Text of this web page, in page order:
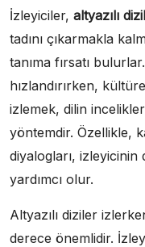
İzleyiciler, altyazılı
tadını çıkarmakla
tanıma fırsatı
hızlandırırken,
izlemek, dilin
yöntemdir. Özellikle,
diyalogları, izleyicinin
yardımcı olur.
Altyazılı diziler
derece önemlidir.